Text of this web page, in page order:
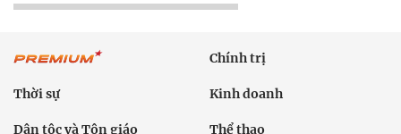
Chính trị
Thời sự Kinh doanh
Dân tộc và Tôn giáo Thể thao